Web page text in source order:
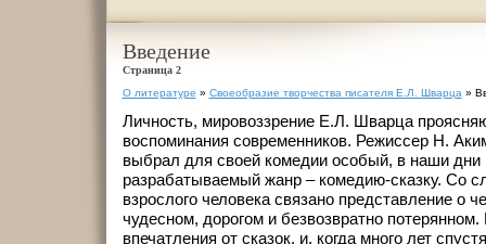
Введение
Страница 2
О литературе » Своеобразие творчества писателя Е.Л. Шварца »
Личность, мировоззрение Е.Л. Шварца
воспоминания современников. Режиссер Н.
выбрал для своей комедии особый, в наши дни
разрабатываемый жанр – комедию-сказку. Со
взрослого человека связано представление о
чудесном, дорогом и безвозвратно
впечатления от сказок, и, когда много лет